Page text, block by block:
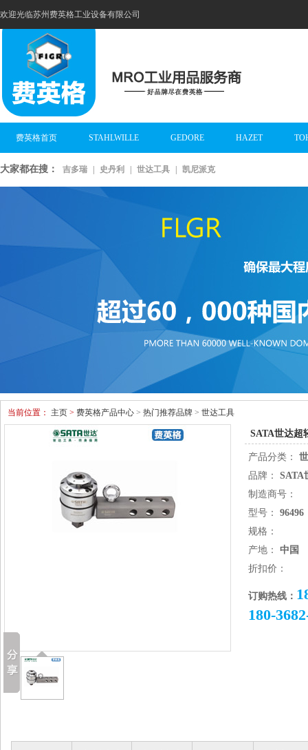
欢迎光临苏州费英格工业设备有限公司
费英格首页 STAHLWILLE GEDORE HAZET
大家都在搜： 吉多瑞 史丹利 世达工具 凯尼派克
当前位置： 主页 > 费英格产品中心 > 热门推荐品牌 > 世达工具
SATA世达超
产品分类：
品牌： SATA
制造商号：
型号： 96496
规格：
产地： 中国
折扣价：
订购热线：
180-